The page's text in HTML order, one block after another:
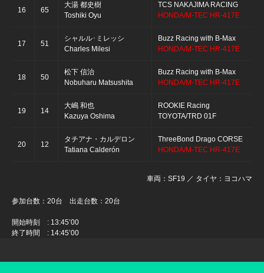
16 65
大湯 都史樹
Toshiki Oyu
TCS NAKAJIMA RACING
HONDA/M-TEC HR-417E
17 51
シャルル･ミレッシ
Charles Milesi
Buzz Racing with B-Max
HONDA/M-TEC HR-417E
18 50
松下 信治
Nobuharu Matsushita
Buzz Racing with B-Max
HONDA/M-TEC HR-417E
19 14
大嶋 和也
Kazuya Oshima
ROOKIE Racing
TOYOTA/TRD 01F
20 12
タチアナ・カルデロン
Tatiana Calderón
ThreeBond Drago CORSE
HONDA/M-TEC HR-417E
車両：SF19 ／ タイヤ：ヨコハマ
参加台数：20台 出走台数：20台
開始時刻 : 13:45’00
終了時間 : 14:45’00